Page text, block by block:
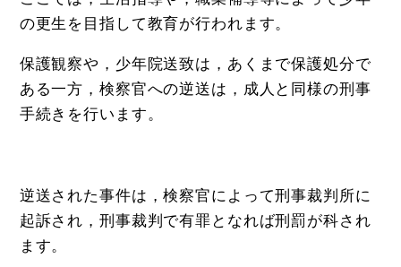
の更生を目指して教育が行われます。
保護観察や，少年院送致は，あくまで保護処分で
ある一方，検察官への逆送は，成人と同様の刑事
手続きを行います。
逆送された事件は，検察官によって刑事裁判所に
起訴され，刑事裁判で有罪となれば刑罰が科され
ます。